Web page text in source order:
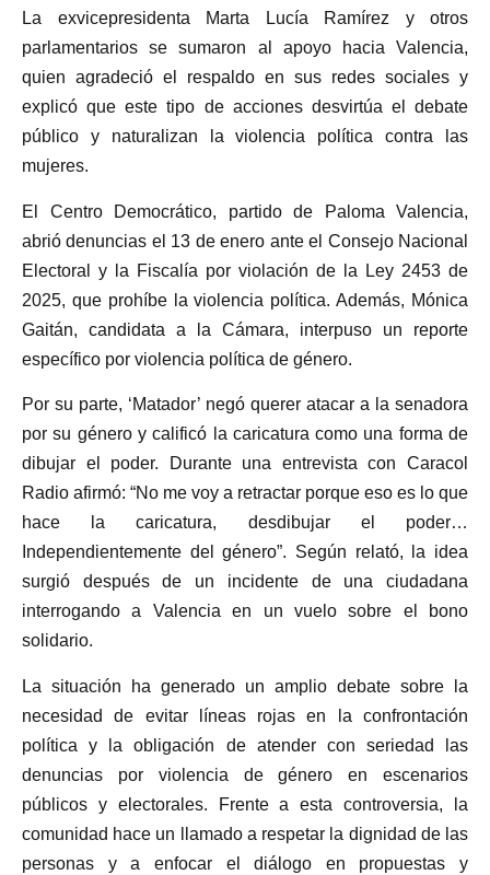
La exvicepresidenta Marta Lucía Ramírez y otros
parlamentarios se sumaron al apoyo hacia Valencia,
quien agradeció el respaldo en sus redes sociales y
explicó que este tipo de acciones desvirtúa el debate
público y naturalizan la violencia política contra las
mujeres.
El Centro Democrático, partido de Paloma Valencia,
abrió denuncias el 13 de enero ante el Consejo Nacional
Electoral y la Fiscalía por violación de la Ley 2453 de
2025, que prohíbe la violencia política. Además, Mónica
Gaitán, candidata a la Cámara, interpuso un reporte
específico por violencia política de género.
Por su parte, ‘Matador’ negó querer atacar a la senadora
por su género y calificó la caricatura como una forma de
dibujar el poder. Durante una entrevista con Caracol
Radio afirmó: “No me voy a retractar porque eso es lo que
hace la caricatura, desdibujar el poder…
Independientemente del género”. Según relató, la idea
surgió después de un incidente de una ciudadana
interrogando a Valencia en un vuelo sobre el bono
solidario.
La situación ha generado un amplio debate sobre la
necesidad de evitar líneas rojas en la confrontación
política y la obligación de atender con seriedad las
denuncias por violencia de género en escenarios
públicos y electorales. Frente a esta controversia, la
comunidad hace un llamado a respetar la dignidad de las
personas y a enfocar el diálogo en propuestas y